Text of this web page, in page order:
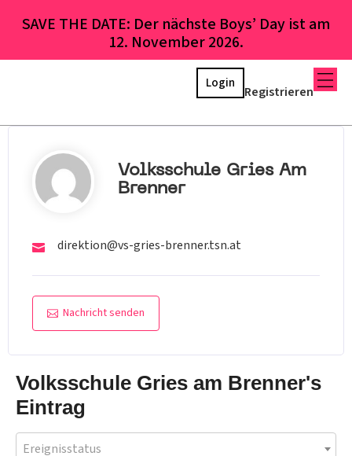
SAVE THE DATE: Der nächste Boys’ Day ist am
12. November 2026.
Registrieren
Login
Volksschule Gries Am
Brenner
direktion@vs-gries-brenner.tsn.at
Nachricht senden
Volksschule Gries am Brenner's
Eintrag
Ereignisstatus